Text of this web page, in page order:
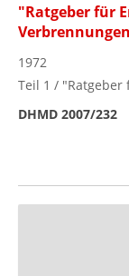
"Ratgeber für
1972
Teil 1 / "Ratgeber
DHMD 2007/232